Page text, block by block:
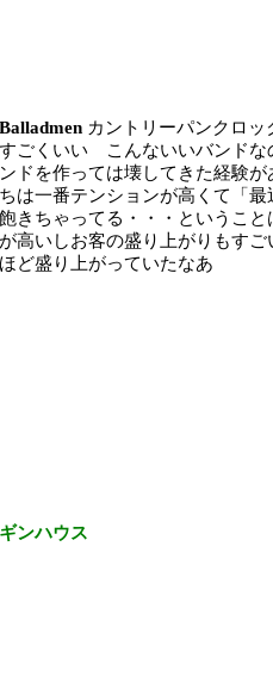
Balladmen カントリーパンクロ
ごくいい こんないいバンド
ドを作っては壊してきた経験
は一番テンションが高くて「
きちゃってる・・・というこ
高いしお客の盛り上がりもす
ど盛り上がっていたなあ
ンハウス